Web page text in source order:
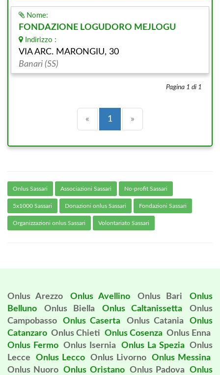
Nome:
FONDAZIONE LOGUDORO MEJLOGU
Indirizzo :
VIA ARC. MARONGIU, 30
Banari (SS)
Pagina 1 di 1
« Precedente
1 (current)
»
Onlus Sassari Associazioni Sassari No-profit Sassari
5x1000 Sassari Donazioni onlus Sassari Fondazioni Sassari
Organizzazioni onlus Sassari Volontariato Sassari
Onlus Arezzo Onlus Avellino Onlus Bari
Onlus
Belluno
Onlus Biella Onlus Caltanissetta
Onlus
Campobasso
Onlus Caserta Onlus Catania
Onlus
Catanzaro Onlus Chieti Onlus Cosenza Onlus Enna
Onlus Fermo Onlus Isernia Onlus La Spezia Onlus
Lecce
Onlus Lecco Onlus Livorno
Onlus Messina
Onlus Nuoro Onlus Oristano Onlus Padova
Onlus